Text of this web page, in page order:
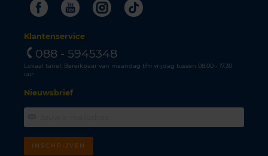
FacebookYoutubeInstagram
Tiktok
Klantenservice
088 - 5945348
Lokaal tarief. Bereikbaar van maandag t/m vrijdag tussen 08.00 - 17.30
uur.
Nieuwsbrief
INSCHRIJVEN